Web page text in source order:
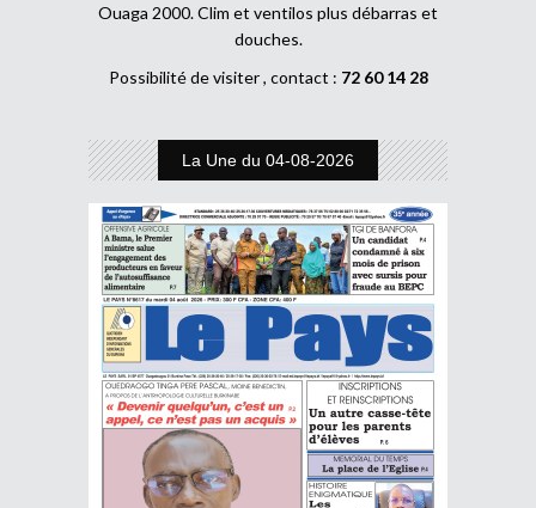
Ouaga 2000. Clim et ventilos plus débarras et
douches.
Possibilité de visiter , contact : 72 60 14 28
La Une du 04-08-2026